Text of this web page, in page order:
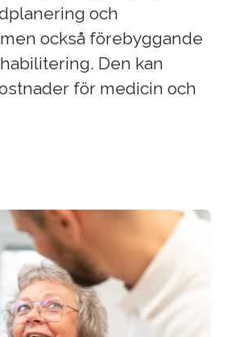
och
också förebyggande
Den kan
för medicin och